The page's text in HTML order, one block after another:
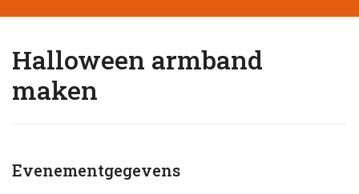
Halloween armband
maken
Evenementgegevens